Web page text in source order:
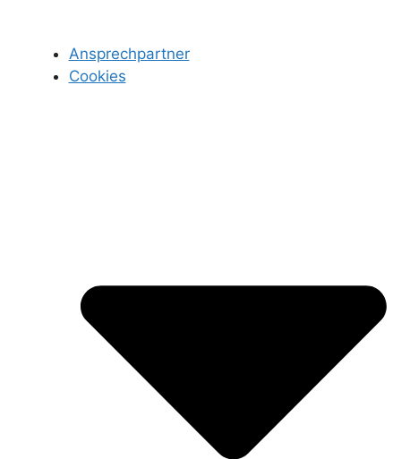
Ansprechpartner
Cookies